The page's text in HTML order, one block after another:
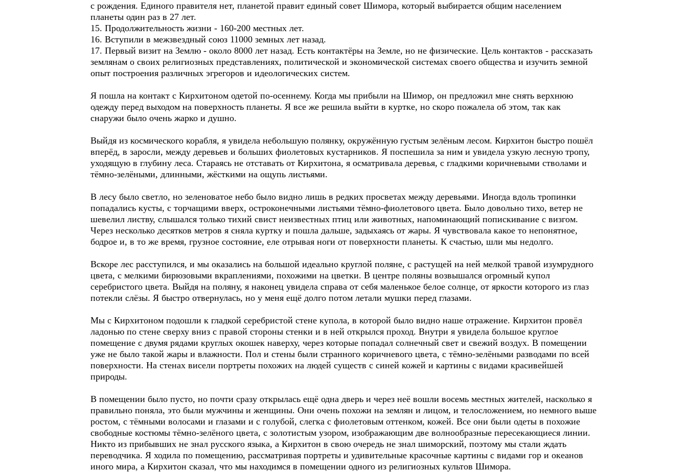
с рождения. Единого правителя нет, планетой правит единый совет Шимора, который выбирается общим населением
планеты один раз в 27 лет.
15. Продолжительность жизни - 160-200 местных лет.
16. Вступили в межзвездный союз 11000 земных лет назад.
17. Первый визит на Землю - около 8000 лет назад. Есть контактёры на Земле, но не физические. Цель контактов - рассказать
землянам о своих религиозных представлениях, политической и экономической системах своего общества и изучить земной
опыт построения различных эгрегоров и идеологических систем.
Я пошла на контакт с Кирхитоном одетой по-осеннему. Когда мы прибыли на Шимор, он предложил мне снять верхнюю
одежду перед выходом на поверхность планеты. Я все же решила выйти в куртке, но скоро пожалела об этом, так как
снаружи было очень жарко и душно.
Выйдя из космического корабля, я увидела небольшую полянку, окружённую густым зелёным лесом. Кирхитон быстро пошёл
вперёд, в заросли, между деревьев и больших фиолетовых кустарников. Я поспешила за ним и увидела узкую лесную тропу,
уходящую в глубину леса. Стараясь не отставать от Кирхитона, я осматривала деревья, с гладкими коричневыми стволами и
тёмно-зелёными, длинными, жёсткими на ощупь листьями.
В лесу было светло, но зеленоватое небо было видно лишь в редких просветах между деревьями. Иногда вдоль тропинки
попадались кусты, с торчащими вверх, остроконечными листьями тёмно-фиолетового цвета. Было довольно тихо, ветер не
шевелил листву, слышался только тихий свист неизвестных птиц или животных, напоминающий попискивание с визгом.
Через несколько десятков метров я сняла куртку и пошла дальше, задыхаясь от жары. Я чувствовала какое то непонятное,
бодрое и, в то же время, грузное состояние, еле отрывая ноги от поверхности планеты. К счастью, шли мы недолго.
Вскоре лес расступился, и мы оказались на большой идеально круглой поляне, с растущей на ней мелкой травой изумрудного
цвета, с мелкими бирюзовыми вкраплениями, похожими на цветки. В центре поляны возвышался огромный купол
серебристого цвета. Выйдя на поляну, я наконец увидела справа от себя маленькое белое солнце, от яркости которого из глаз
потекли слёзы. Я быстро отвернулась, но у меня ещё долго потом летали мушки перед глазами.
Мы с Кирхитоном подошли к гладкой серебристой стене купола, в которой было видно наше отражение. Кирхитон провёл
ладонью по стене сверху вниз с правой стороны стенки и в ней открылся проход. Внутри я увидела большое круглое
помещение с двумя рядами круглых окошек наверху, через которые попадал солнечный свет и свежий воздух. В помещении
уже не было такой жары и влажности. Пол и стены были странного коричневого цвета, с тёмно-зелёными разводами по всей
поверхности. На стенах висели портреты похожих на людей существ с синей кожей и картины с видами красивейшей
природы.
В помещении было пусто, но почти сразу открылась ещё одна дверь и через неё вошли восемь местных жителей, насколько я
правильно поняла, это были мужчины и женщины. Они очень похожи на землян и лицом, и телосложением, но немного выше
ростом, с тёмными волосами и глазами и с голубой, слегка с фиолетовым оттенком, кожей. Все они были одеты в похожие
свободные костюмы тёмно-зелёного цвета, с золотистым узором, изображающим две волнообразные пересекающиеся линии.
Никто из прибывших не знал русского языка, а Кирхитон в свою очередь не знал шиморский, поэтому мы стали ждать
переводчика. Я ходила по помещению, рассматривая портреты и удивительные красочные картины с видами гор и океанов
иного мира, а Кирхитон сказал, что мы находимся в помещении одного из религиозных культов Шимора.